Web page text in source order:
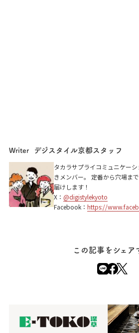
Writer デジスタイル京都スタッフ
タカラサプライコミュニケー
きメンバー。 定番から穴場ま
届けします！
X： @digistylekyoto
Facebook： https://
この記事をシェア